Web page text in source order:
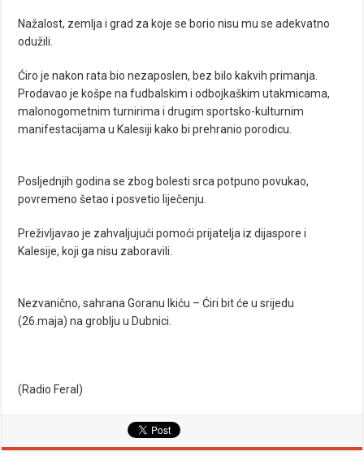
Nažalost, zemlja i grad za koje se borio nisu mu se adekvatno
odužili.
Ćiro je nakon rata bio nezaposlen, bez bilo kakvih primanja.
Prodavao je košpe na fudbalskim i odbojkaškim utakmicama,
malonogometnim turnirima i drugim sportsko-kulturnim
manifestacijama u Kalesiji kako bi prehranio porodicu.
Posljednjih godina se zbog bolesti srca potpuno povukao,
povremeno šetao i posvetio liječenju.
Preživljavao je zahvaljujući pomoći prijatelja iz dijaspore i
Kalesije, koji ga nisu zaboravili.
Nezvanično, sahrana Goranu Ikiću – Ćiri bit će u srijedu
(26.maja) na groblju u Dubnici.
(Radio Feral)